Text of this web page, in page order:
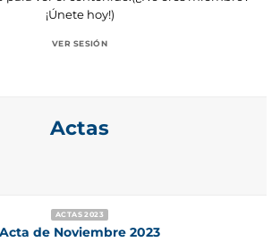
¡Únete hoy!)
VER SESIÓN
Actas
ACTAS 2023
Acta de Noviembre 2023